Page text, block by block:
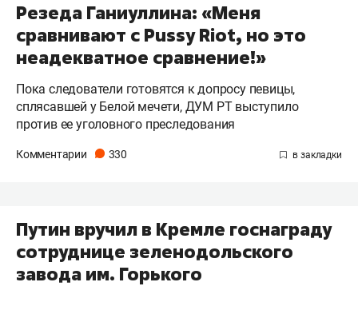
Резеда Ганиуллина: «Меня
сравнивают с Pussy Riot, но это
неадекватное сравнение!»
Пока следователи готовятся к допросу певицы,
сплясавшей у Белой мечети, ДУМ РТ выступило
против ее уголовного преследования
Комментарии 330
Путин вручил в Кремле госнаграду
сотруднице зеленодольского
завода им. Горького